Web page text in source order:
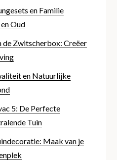
en Familie
Oud
de Zwitscherbox: Creëer
en Natuurlijke
5: De Perfecte
Tuin
Maak van je